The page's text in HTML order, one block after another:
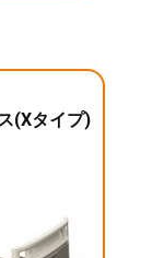
(Xタイプ)